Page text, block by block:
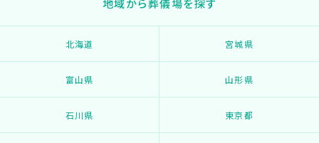
地域から葬儀場を探す
北海道 宮城県
富山県 山形県
石川県 東京都